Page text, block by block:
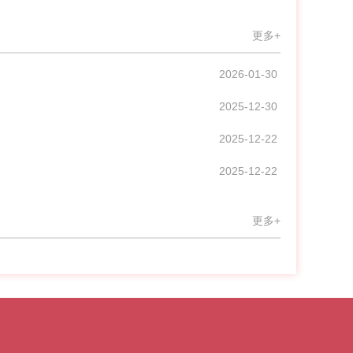
更多+
2026-01-30
2025-12-30
2025-12-22
2025-12-22
更多+